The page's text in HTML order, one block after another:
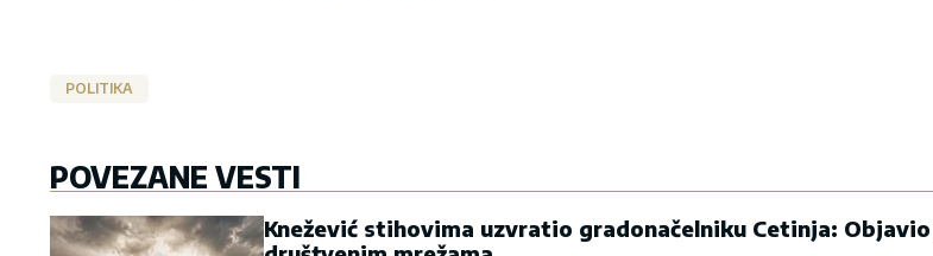
POLITIKA
POVEZANE VESTI
Knežević stihovima uzvratio gradonačelniku Cetinja: